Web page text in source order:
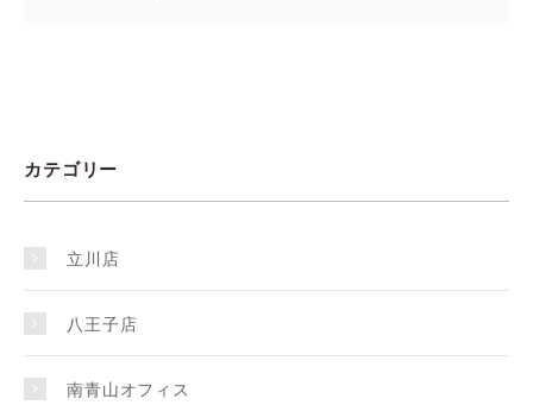
カテゴリー
立川店
八王子店
南青山オフィス